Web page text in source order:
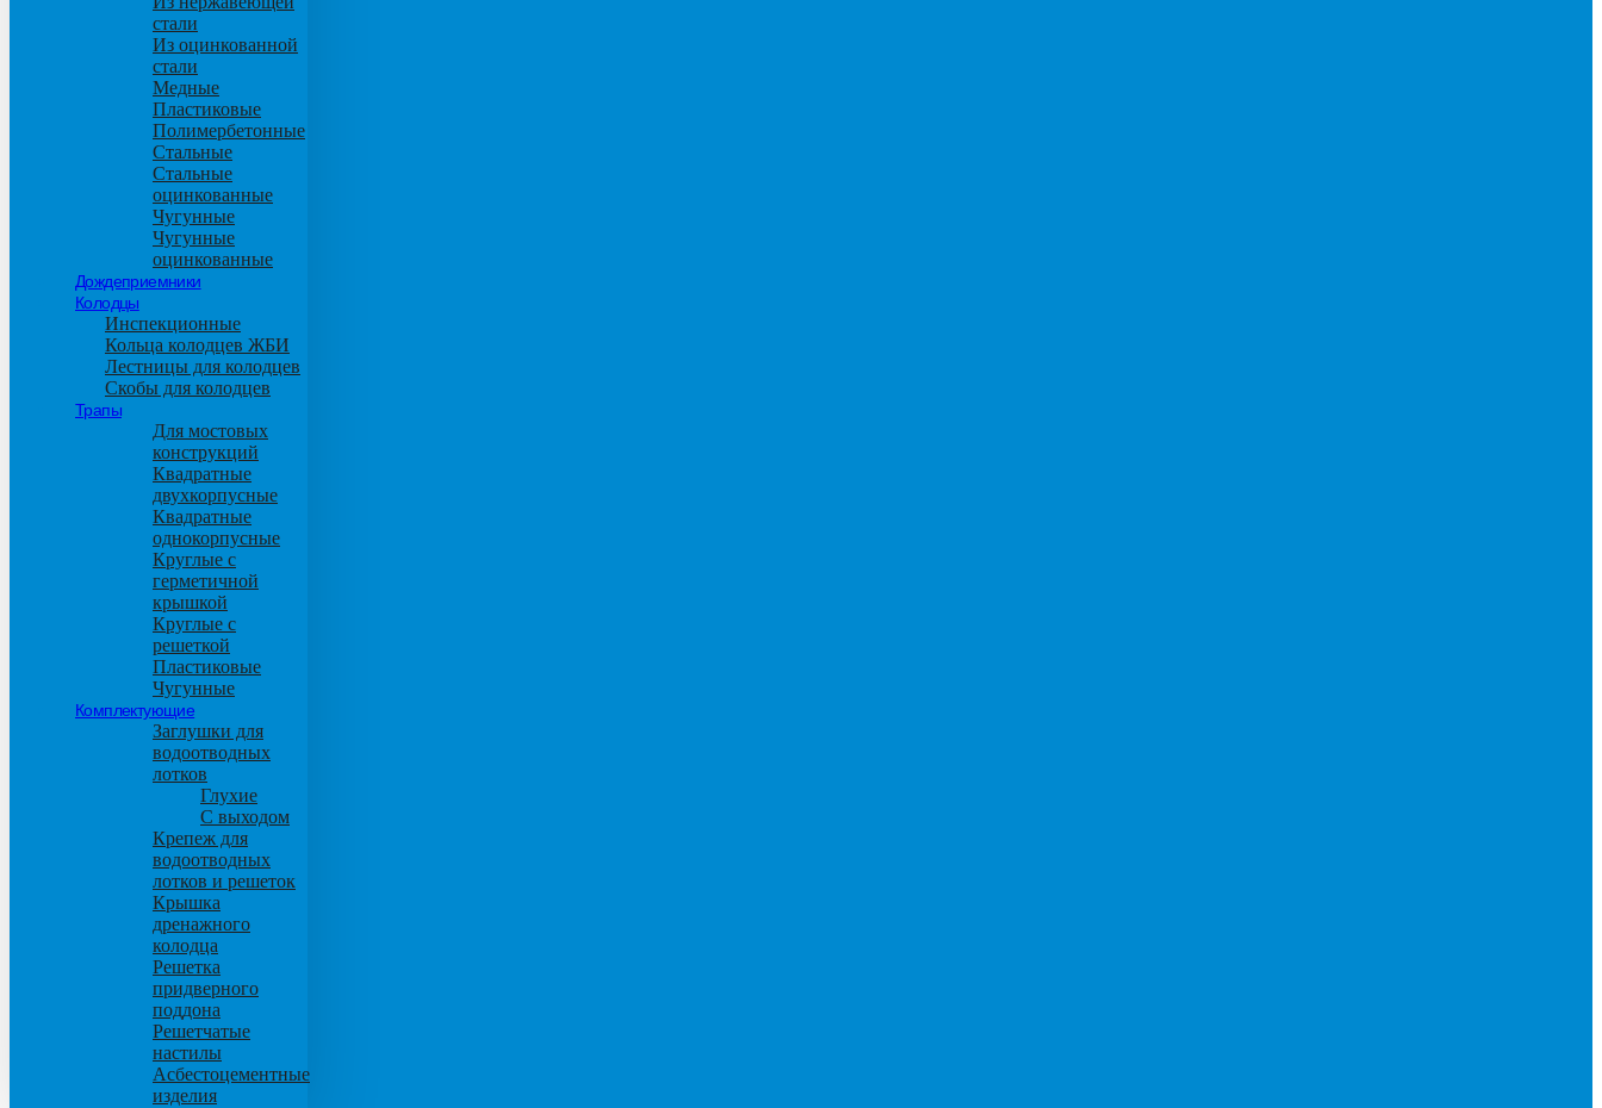
стали
Из оцинкованной
стали
Медные
Пластиковые
Полимербетонные
Стальные
Стальные
оцинкованные
Чугунные
Чугунные
оцинкованные
Дождеприемники
Колодцы
Инспекционные
Кольца колодцев ЖБИ
Лестницы для колодцев
Скобы для колодцев
Трапы
Для мостовых
конструкций
Квадратные
двухкорпусные
Квадратные
однокорпусные
Круглые с
герметичной
крышкой
Круглые с
решеткой
Пластиковые
Чугунные
Комплектующие
Заглушки для
водоотводных
лотков
Глухие
С выходом
Крепеж для
водоотводных
лотков и решеток
Крышка
дренажного
колодца
Решетка
придверного
поддона
Решетчатые
настилы
Асбестоцементные
изделия